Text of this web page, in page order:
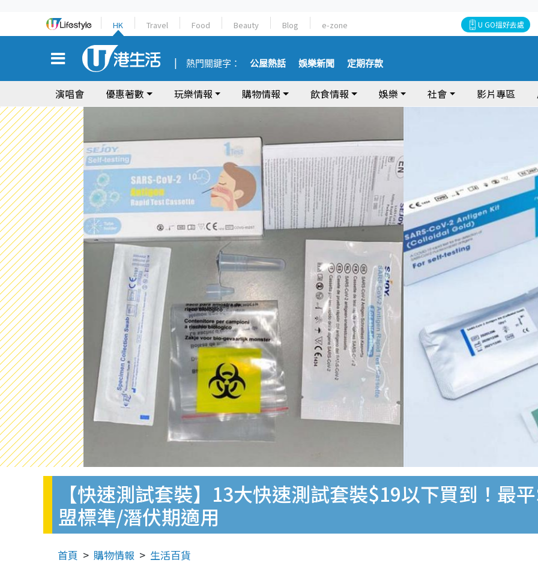
HK Travel Food Beauty Blog e-zone U GO搵好去處
熱門關鍵字： 公屋熱話 娛樂新聞 定期存款
演唱會 優惠著數 玩樂情報 購物情報 飲食情報 娛樂 社會 影片專區
【快速測試套裝】13大快速測試套裝$19以下買到！最
盟標準/潛伏期適用
首頁 購物情報 生活百貨